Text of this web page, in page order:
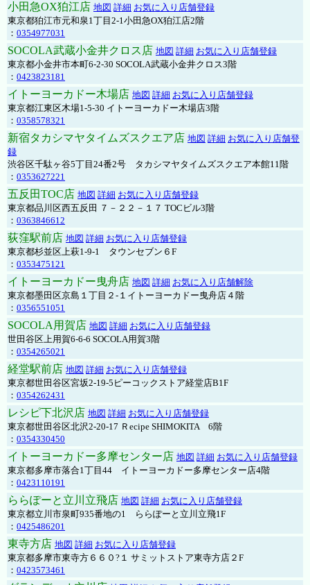
小田急OX狛江店 地図 詳細 お気に入り店舗登録
東京都狛江市元和泉1丁目2-1小田急OX狛江店2階
： 0354977031
SOCOLA武蔵小金井クロス店 地図 詳細 お気に入り店舗登録
東京都小金井市本町6-2-30 SOCOLA武蔵小金井クロス3階
： 0423823181
イトーヨーカドー木場店 地図 詳細 お気に入り店舗登録
東京都江東区木場1-5-30 イトーヨーカドー木場店3階
： 0358578321
新宿タカシマヤタイムズスクエア店 地図 詳細 お気に入り店舗登
録
渋谷区千駄ヶ谷5丁目24番2号 タカシマヤタイムズスクエア本館11階
： 0353627221
五反田TOC店 地図 詳細 お気に入り店舗登録
東京都品川区西五反田 ７－２２－１７ TOCビル3階
： 0363846612
荻窪駅前店 地図 詳細 お気に入り店舗登録
東京都杉並区上萩1-9-1 タウンセブン６F
： 0353475121
イトーヨーカドー曳舟店 地図 詳細 お気に入り店舗解除
東京都墨田区京島１丁目２-１イトーヨーカドー曳舟店４階
： 0356551051
SOCOLA用賀店 地図 詳細 お気に入り店舗登録
世田谷区上用賀6-6-6 SOCOLA用賀3階
： 0354265021
経堂駅前店 地図 詳細 お気に入り店舗登録
東京都世田谷区宮坂2-19-5ピーコックストア経堂店B1F
： 0354262431
レシピ下北沢店 地図 詳細 お気に入り店舗登録
東京都世田谷区北沢2-20-17 Ｒecipe SHIMOKITA 6階
： 0354330450
イトーヨーカドー多摩センター店 地図 詳細 お気に入り店舗登録
東京都多摩市落合1丁目44 イトーヨーカドー多摩センター店4階
： 0423110191
ららぽーと立川立飛店 地図 詳細 お気に入り店舗登録
東京都立川市泉町935番地の1 ららぽーと立川立飛1F
： 0425486201
東寺方店 地図 詳細 お気に入り店舗登録
東京都多摩市東寺方６６０?１ サミットストア東寺方店２F
： 0423573461